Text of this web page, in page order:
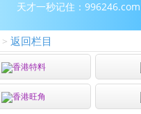
天才一秒记住：996246.com
> 返回栏目
香港特料
香港旺角